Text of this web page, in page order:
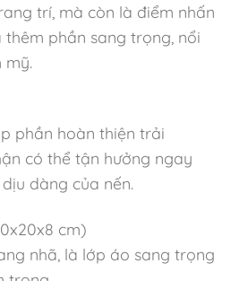
trí, mà còn là điểm nhấn
phần sang trọng, nổi
mỹ.
phần hoàn thiện trải
có thể tận hưởng ngay
dàng của nến.
cm)
nhã, là lớp áo sang trọng